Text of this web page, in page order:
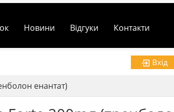
Новини Відгуки Контакти
Вхід
енантат)